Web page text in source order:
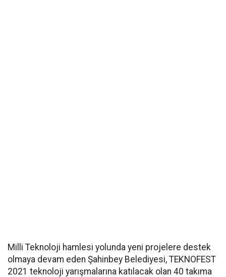
Milli Teknoloji hamlesi yolunda yeni projelere destek
olmaya devam eden Şahinbey Belediyesi, TEKNOFEST
2021 teknoloji yarışmalarına katılacak olan 40 takıma